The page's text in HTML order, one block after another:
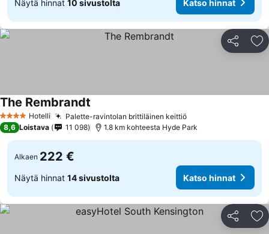
Näytä hinnat 10 sivustolta Katso hinnat
Jaa
4 Tähtiluokitus
Hotelli Palette-ravintolan brittiläinen keittiöKatso hinnat
The Rembrandt
8,6 Loistava 11 098 1.8 km kohteesta Hyde Park
Alkaen 222 €
Näytä hinnat 14 sivustolta Katso hinnat
Jaa